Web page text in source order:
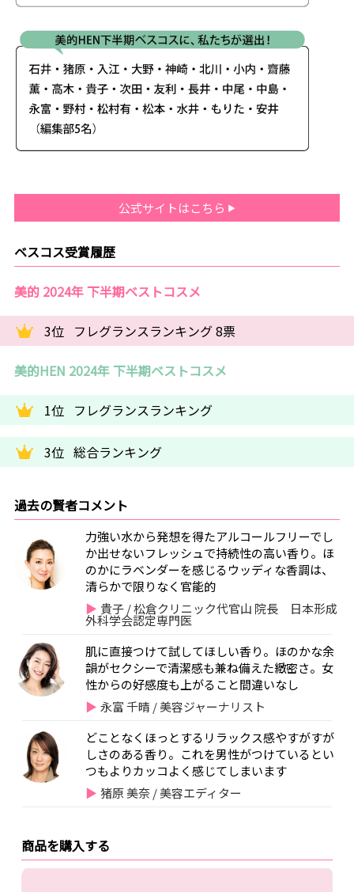
公式サイトはこちら
ベスコス受賞履歴
美的 2024年 下半期ベストコスメ
3位 フレグランスランキング 8票
美的HEN 2024年 下半期ベストコスメ
1位 フレグランスランキング
3位 総合ランキング
過去の賢者コメント
力強い水から発想を得たアルコールフリーでし
か出せないフレッシュで持続性の高い香り。ほ
のかにラベンダーを感じるウッディな香調は、
清らかで限りなく官能的
貴子 / 松倉クリニック代官山 院長 日本形成
外科学会認定専門医
肌に直接つけて試してほしい香り。ほのかな余
韻がセクシーで清潔感も兼ね備えた緻密さ。女
性からの好感度も上がること間違いなし
永富 千晴 / 美容ジャーナリスト
どことなくほっとするリラックス感やすがすが
しさのある香り。これを男性がつけているとい
つもよりカッコよく感じてしまいます
猪原 美奈 / 美容エディター
商品を購入する